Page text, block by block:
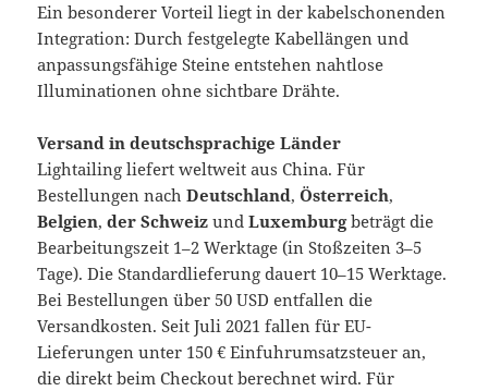
Ein besonderer Vorteil liegt in der kabelschonenden
Integration: Durch festgelegte Kabellängen und
anpassungsfähige Steine entstehen nahtlose
Illuminationen ohne sichtbare Drähte.
Versand in deutschsprachige Länder
Lightailing liefert weltweit aus China. Für
Bestellungen nachDeutschland,Österreich,
Belgien,der Schweiz undLuxemburgbeträgt die
Bearbeitungszeit 1–2 Werktage (in Stoßzeiten 3–5
Tage). Die Standardlieferung dauert 10–15 Werktage.
Bei Bestellungen über 50 USD entfallen die
Versandkosten. Seit Juli 2021 fallen für EU-
Lieferungen unter 150 € Einfuhrumsatzsteuer an,
die direkt beim Checkout berechnet wird. Für